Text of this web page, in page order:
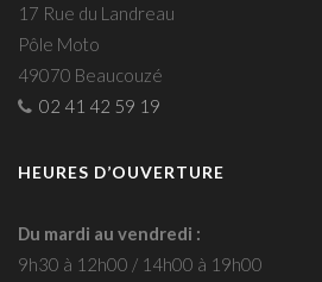
17 Rue du Landreau
Pôle Moto
49070 Beaucouzé
02 41 42 59 19
HEURES D’OUVERTURE
Du mardi au vendredi :
9h30 à 12h00 / 14h00 à 19h00